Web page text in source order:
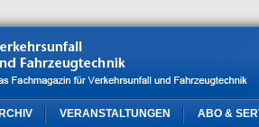
VERANSTALTUNGEN ABO &